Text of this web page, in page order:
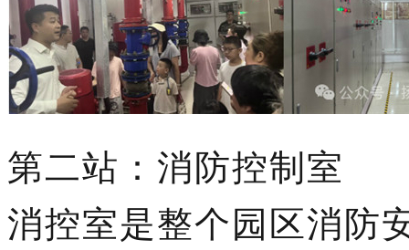
第二站：消防控制室
消控室是整个园区消防